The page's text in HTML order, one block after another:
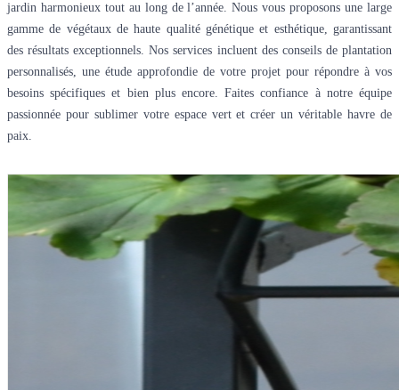
jardin harmonieux tout au long de l’année. Nous vous proposons une large
gamme de végétaux de haute qualité génétique et esthétique, garantissant
des résultats exceptionnels. Nos services incluent des conseils de plantation
personnalisés, une étude approfondie de votre projet pour répondre à vos
besoins spécifiques et bien plus encore. Faites confiance à notre équipe
passionnée pour sublimer votre espace vert et créer un véritable havre de
paix.